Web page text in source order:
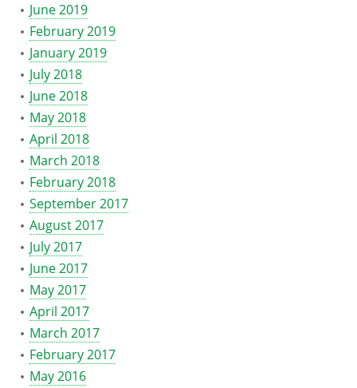
June 2019
February 2019
January 2019
July 2018
June 2018
May 2018
April 2018
March 2018
February 2018
September 2017
August 2017
July 2017
June 2017
May 2017
April 2017
March 2017
February 2017
May 2016